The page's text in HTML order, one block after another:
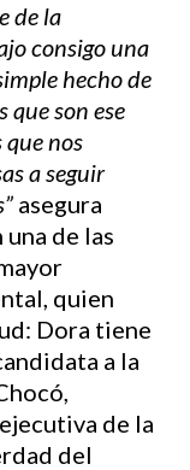
de la
consigo una
hecho de
que son ese
nos
a seguir
asegura
de las
quien
Dora tiene
a la
de la
del